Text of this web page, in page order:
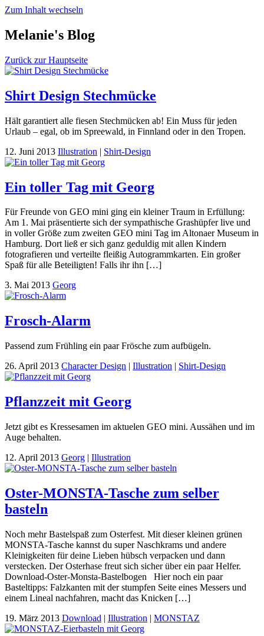
Zum Inhalt wechseln
Melanie's Blog
Zurück zur Hauptseite
Shirt Design Stechmücke
Hält garantiert alle fiesen Stechmücken ab! Ein Muss für jeden
Urlaub – egal, ob im Spreewald, in Finnland oder in den Tropen.
12. Juni 2013 Illustration | Shirt-Design
Ein toller Tag mit Georg
Für Freunde von GEO mini ging ein kleiner Traum in Erfüllung:
Am 1. Mai präsentierte sich der sympathische Grashüpfer live und
in voller Größe zum zweiten GEO mini Tag im Altonaer Museum in
Hamburg. Dort ließ er sich ganz geduldig mit allen Kindern
fotografieren und verteilte fleißig Autogrammkarten. Ein großer
Spaß für alle Beteiligten! Falls ihr ihn […]
3. Mai 2013 Georg
Frosch-Alarm
Passend zum Frühling ein paar Frösche zum aufbügeln.
26. April 2013 Character Design | Illustration | Shirt-Design
Pflanzzeit mit Georg
Jetzt gibt es Kressesamen im aktuelen GEO mini. Aussähen und im
Auge behalten.
12. April 2013 Georg | Illustration
Oster-MONSTA-Tasche zum selber
basteln
Noch mehr Bastelspaß zum Osterfest. Mit dieser kleinen grünen
MONSTA-Tasche kannst du super Naschkrams und andere
Kleinigkeiten für deine Lieben hübsch verpacken und dann
verstecken. Der Osterhase freut sich sicher über ein paar Helfer.
Download-Oster-Monsta-Bastelbogen Hier noch ein paar
Basteltipps: Falzkanten mit der stumpfen Seite eines Messers und
einem Lineal nachfahren, macht das Knicken […]
19. März 2013 Download | Illustration | MONSTAZ